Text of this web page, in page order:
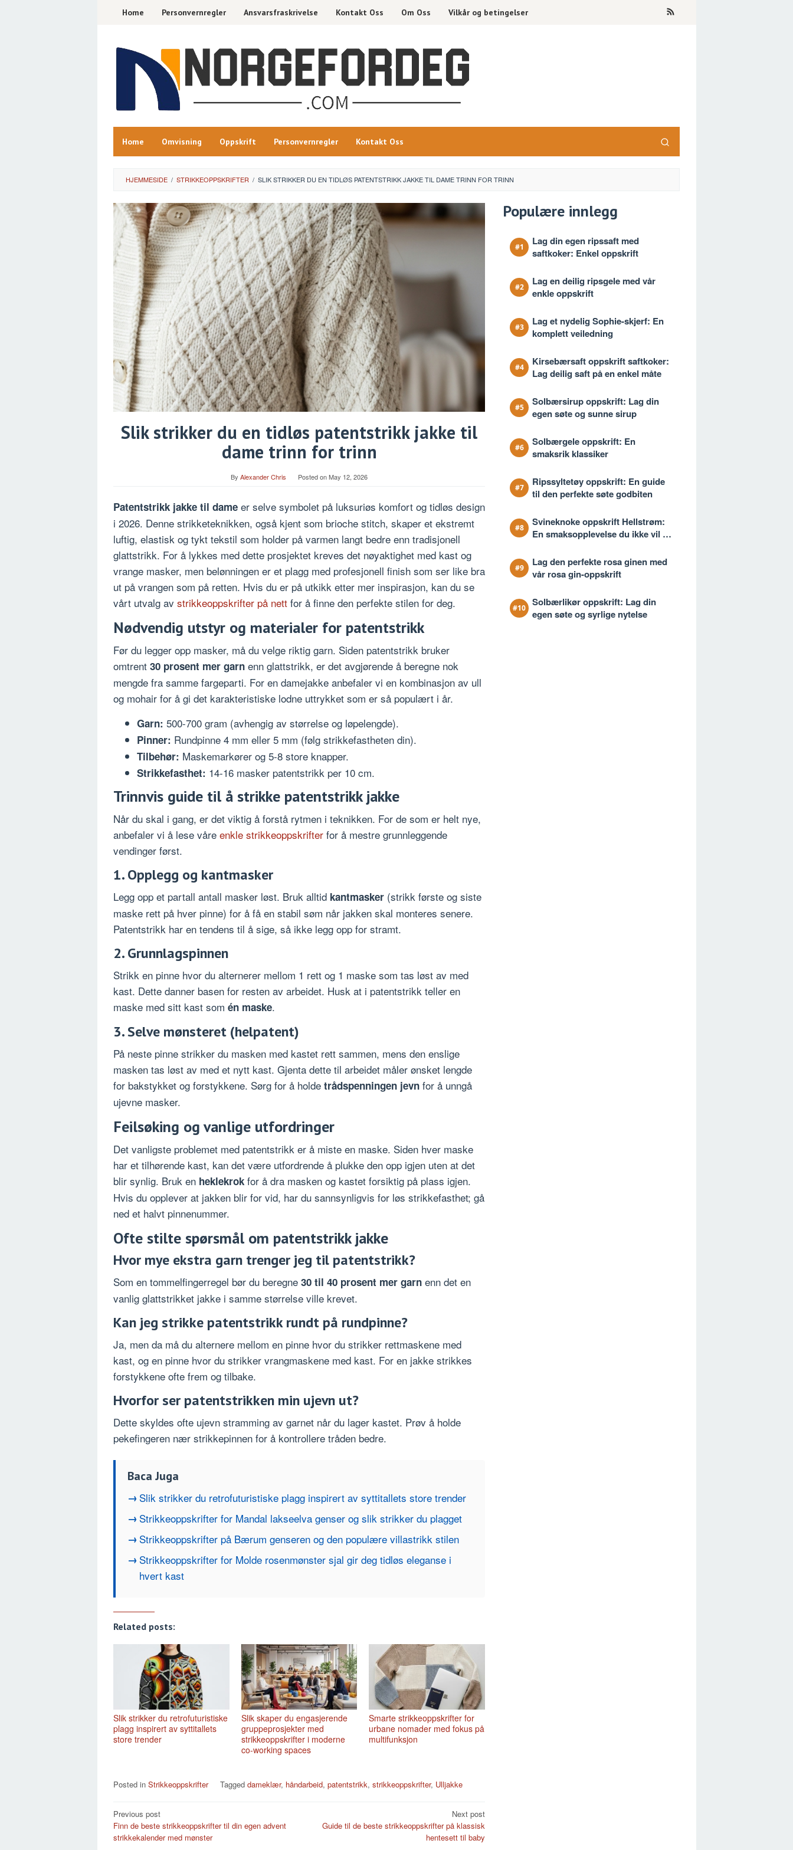
Home Personvernregler Ansvarsfraskrivelse Kontakt Oss Om Oss Vilkår og betingelser
Home Omvisning Oppskrift Personvernregler Kontakt Oss
HJEMMESIDE / STRIKKEOPPSKRIFTER / SLIK STRIKKER DU EN TIDLØS PATENTSTRIKK JAKKE TIL DAME TRINN FOR TRINN
Slik strikker du en tidløs patentstrikk jakke til
dame trinn for trinn
By Alexander Chris Posted onMay 12, 2026
Patentstrikk jakke til dame er selve symbolet på luksuriøs komfort og tidløs design
i 2026. Denne strikketeknikken, også kjent som brioche stitch, skaper et ekstremt
luftig, elastisk og tykt tekstil som holder på varmen langt bedre enn tradisjonell
glattstrikk. For å lykkes med dette prosjektet kreves det nøyaktighet med kast og
vrange masker, men belønningen er et plagg med profesjonell finish som ser like bra
ut på vrangen som på retten. Hvis du er på utkikk etter mer inspirasjon, kan du se
vårt utvalg av strikkeoppskrifter på nett for å finne den perfekte stilen for deg.
Nødvendig utstyr og materialer for patentstrikk
Før du legger opp masker, må du velge riktig garn. Siden patentstrikk bruker
omtrent 30 prosent mer garn enn glattstrikk, er det avgjørende å beregne nok
mengde fra samme fargeparti. For en damejakke anbefaler vi en kombinasjon av ull
og mohair for å gi det karakteristiske lodne uttrykket som er så populært i år.
Garn: 500-700 gram (avhengig av størrelse og løpelengde).
Pinner: Rundpinne 4 mm eller 5 mm (følg strikkefastheten din).
Tilbehør: Maskemarkører og 5-8 store knapper.
Strikkefasthet: 14-16 masker patentstrikk per 10 cm.
Trinnvis guide til å strikke patentstrikk jakke
Når du skal i gang, er det viktig å forstå rytmen i teknikken. For de som er helt nye,
anbefaler vi å lese våre enkle strikkeoppskrifter for å mestre grunnleggende
vendinger først.
1. Opplegg og kantmasker
Legg opp et partall antall masker løst. Bruk alltid kantmasker (strikk første og siste
maske rett på hver pinne) for å få en stabil søm når jakken skal monteres senere.
Patentstrikk har en tendens til å sige, så ikke legg opp for stramt.
2. Grunnlagspinnen
Strikk en pinne hvor du alternerer mellom 1 rett og 1 maske som tas løst av med
kast. Dette danner basen for resten av arbeidet. Husk at i patentstrikk teller en
maske med sitt kast som én maske.
3. Selve mønsteret (helpatent)
På neste pinne strikker du masken med kastet rett sammen, mens den enslige
masken tas løst av med et nytt kast. Gjenta dette til arbeidet måler ønsket lengde
for bakstykket og forstykkene. Sørg for å holde trådspenningen jevn for å unngå
ujevne masker.
Feilsøking og vanlige utfordringer
Det vanligste problemet med patentstrikk er å miste en maske. Siden hver maske
har et tilhørende kast, kan det være utfordrende å plukke den opp igjen uten at det
blir synlig. Bruk en heklekrok for å dra masken og kastet forsiktig på plass igjen.
Hvis du opplever at jakken blir for vid, har du sannsynligvis for løs strikkefasthet; gå
ned et halvt pinnenummer.
Ofte stilte spørsmål om patentstrikk jakke
Hvor mye ekstra garn trenger jeg til patentstrikk?
Som en tommelfingerregel bør du beregne 30 til 40 prosent mer garn enn det en
vanlig glattstrikket jakke i samme størrelse ville krevet.
Kan jeg strikke patentstrikk rundt på rundpinne?
Ja, men da må du alternere mellom en pinne hvor du strikker rettmaskene med
kast, og en pinne hvor du strikker vrangmaskene med kast. For en jakke strikkes
forstykkene ofte frem og tilbake.
Hvorfor ser patentstrikken min ujevn ut?
Dette skyldes ofte ujevn stramming av garnet når du lager kastet. Prøv å holde
pekefingeren nær strikkepinnen for å kontrollere tråden bedre.
Baca Juga
Slik strikker du retrofuturistiske plagg inspirert av syttitallets store trender
Strikkeoppskrifter for Mandal lakseelva genser og slik strikker du plagget
Strikkeoppskrifter på Bærum genseren og den populære villastrikk stilen
Strikkeoppskrifter for Molde rosenmønster sjal gir deg tidløs eleganse i
hvert kast
Related posts:
Slik strikker du retrofuturistiske
plagg inspirert av syttitallets
store trender
Slik skaper du engasjerende
gruppeprosjekter med
strikkeoppskrifter i moderne
co-working spaces
Smarte strikkeoppskrifter for
urbane nomader med fokus på
multifunksjon
Posted in Strikkeoppskrifter Tagged dameklær, håndarbeid, patentstrikk, strikkeoppskrifter, Ulljakke
Post
navigation
Previous post
Finn de beste strikkeoppskrifter til din egen advent
strikkekalender med mønster
Next post
Guide til de beste strikkeoppskrifter på klassisk
hentesett til baby
Populære innlegg
Lag din egen ripssaft med
saftkoker: Enkel oppskrift
Lag en deilig ripsgele med vår
enkle oppskrift
Lag et nydelig Sophie-skjerf: En
komplett veiledning
Kirsebærsaft oppskrift saftkoker:
Lag deilig saft på en enkel måte
Solbærsirup oppskrift: Lag din
egen søte og sunne sirup
Solbærgele oppskrift: En
smaksrik klassiker
Ripssyltetøy oppskrift: En guide
til den perfekte søte godbiten
Svineknoke oppskrift Hellstrøm:
En smaksopplevelse du ikke vil gå
Lag den perfekte rosa ginen med
vår rosa gin-oppskrift
Solbærlikør oppskrift: Lag din
egen søte og syrlige nytelse